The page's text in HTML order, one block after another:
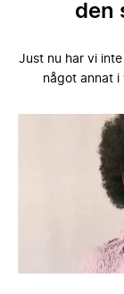
den
Just nu har vi
något annat i